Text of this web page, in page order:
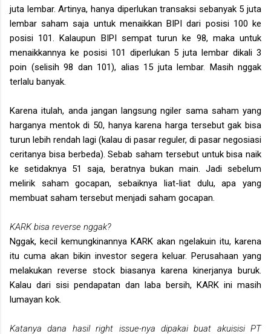
juta lembar. Artinya, hanya diperlukan transaksi sebanyak 5 juta
lembar saham saja untuk menaikkan BIPI dari posisi 100 ke
posisi 101. Kalaupun BIPI sempat turun ke 98, maka untuk
menaikkannya ke posisi 101 diperlukan 5 juta lembar dikali 3
poin (selisih 98 dan 101), alias 15 juta lembar. Masih nggak
terlalu banyak.
Karena itulah, anda jangan langsung ngiler sama saham yang
harganya mentok di 50, hanya karena harga tersebut gak bisa
turun lebih rendah lagi (kalau di pasar reguler, di pasar negosiasi
ceritanya bisa berbeda). Sebab saham tersebut untuk bisa naik
ke setidaknya 51 saja, beratnya bukan main. Jadi sebelum
melirik saham gocapan, sebaiknya liat-liat dulu, apa yang
membuat saham tersebut menjadi saham gocapan.
KARK bisa reverse nggak?
Nggak, kecil kemungkinannya KARK akan ngelakuin itu, karena
itu cuma akan bikin investor segera keluar. Perusahaan yang
melakukan reverse stock biasanya karena kinerjanya buruk.
Kalau dari sisi pendapatan dan laba bersih, KARK ini masih
lumayan kok.
Katanya dana hasil right issue-nya dipakai buat akuisisi PT